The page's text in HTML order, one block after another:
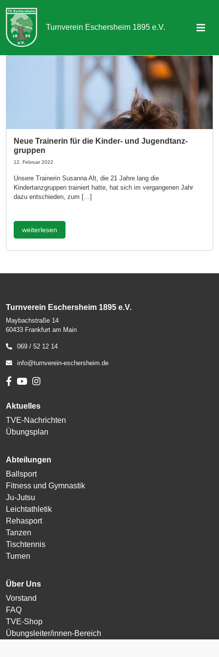
Turnverein Eschersheim 1895 e.V.
Über uns
Kontakt
Mitgliedschaft
Neue Trainerin für die Kinder- und Jugendtanz-
gruppen
12. Februar 2022
Unsere Trainerin Susanna Alt, die 21 Jahre lang die
Kindertanzgruppen trainiert hatte, hat sich im vergangenen Jahr
dazu entschieden, zum […]
weiterlesen
Turnverein Eschersheim 1895 e.V.
Maybachstraße 14
60433 Frankfurt am Main
069 / 52 12 14
info@turnverein-eschersheim.de
Aktuelles
TVE-Nachrichten
Übungsplan
Abteilungen
Ballsport
Fitness und Gymnastik
Ju-Jutsu
Leichtathletik
Rehasport
Tanzen
Tischtennis
Turnen
Über Uns
Vorstand
FAQ
TVE-Shop
Übungsleiter/innen-Bereich